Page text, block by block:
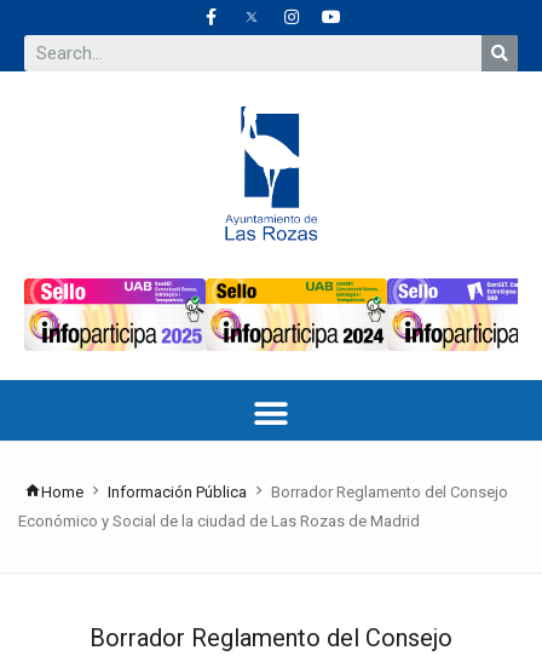
Home Información Pública
Borrador Reglamento del Consejo
Económico y Social de la ciudad de Las Rozas de Madrid
Borrador Reglamento del Consejo